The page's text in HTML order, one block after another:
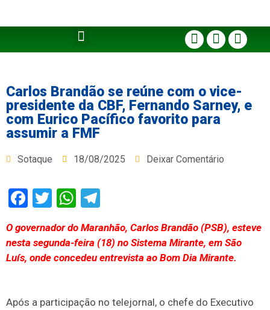
Carlos Brandão se reúne com o vice-
presidente da CBF, Fernando Sarney, e
com Eurico Pacífico favorito para
assumir a FMF
Sotaque 18/08/2025 Deixar Comentário
Facebook
TwitterWhatsApp
O governador do Maranhão, Carlos Brandão (PSB), esteve
nesta segunda-feira (18) no Sistema Mirante, em São
Luís, onde concedeu entrevista ao Bom Dia Mirante.
Após a participação no telejornal, o chefe do Executivo